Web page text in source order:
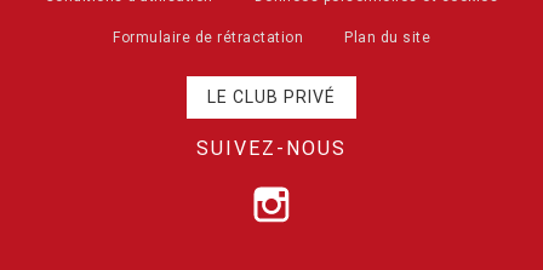
Formulaire de rétractation Plan du site
LE CLUB PRIVÉ
SUIVEZ-NOUS